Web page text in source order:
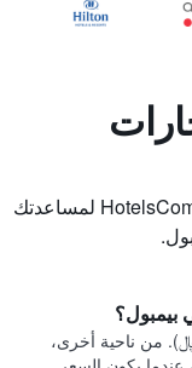
استخدم نصائحنا المستندة إلى بيانات HotelsCombined لمساعدتك
بيمبول؟
يوم للإقامة في بيمبول هو الخميس (308 ﷼). من ناحية أخرى،